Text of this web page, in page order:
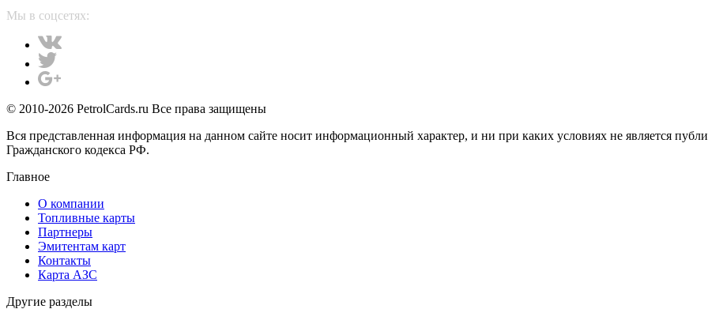
Мы в соцсетях:
© 2010-2026 PetrolCards.ru Все права защищены
Вся представленная информация на данном сайте носит информационный характер, и ни при каких условиях не является
Гражданского кодекса РФ.
Главное
О компании
Топливные карты
Партнеры
Эмитентам карт
Контакты
Карта АЗС
Другие разделы